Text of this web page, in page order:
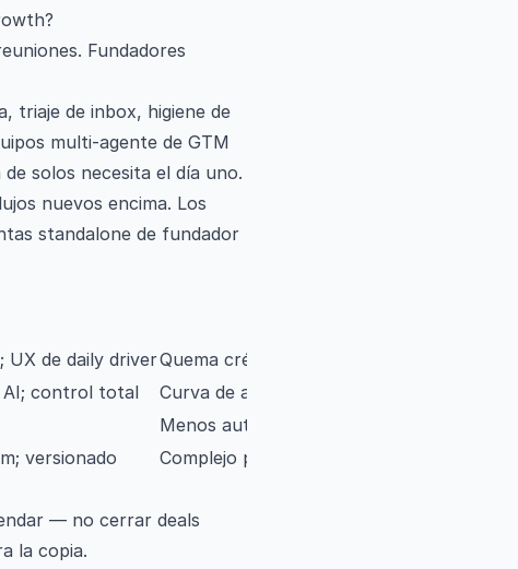
Fundadores
triaje de inbox, higiene de
multi-agente de GTM
solos necesita el día uno.
nuevos encima. Los
standalone de fundador
UX de daily driverQuema créditos; menos control a nivel
AI; control total
Curva de aprendizaje más alta
Menos autonomía profunda que Lindy/
versionado
Complejo para solos tempranos
— no cerrar deals
la copia.